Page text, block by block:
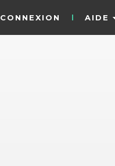
CONNEXION AIDE